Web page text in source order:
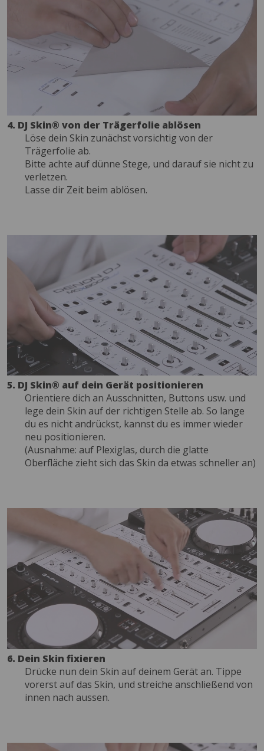
4. DJ Skin® von der Trägerfolie ablösen
Löse dein Skin zunächst vorsichtig von der
Trägerfolie ab.
Bitte achte auf dünne Stege, und darauf sie nicht zu
verletzen.
Lasse dir Zeit beim ablösen.
5. DJ Skin® auf dein Gerät positionieren
Orientiere dich an Ausschnitten, Buttons usw. und
lege dein Skin auf der richtigen Stelle ab. So lange
du es nicht andrückst, kannst du es immer wieder
neu positionieren.
(Ausnahme: auf Plexiglas, durch die glatte
Oberfläche zieht sich das Skin da etwas schneller an)
6. Dein Skin fixieren
Drücke nun dein Skin auf deinem Gerät an. Tippe
vorerst auf das Skin, und streiche anschließend von
innen nach aussen.